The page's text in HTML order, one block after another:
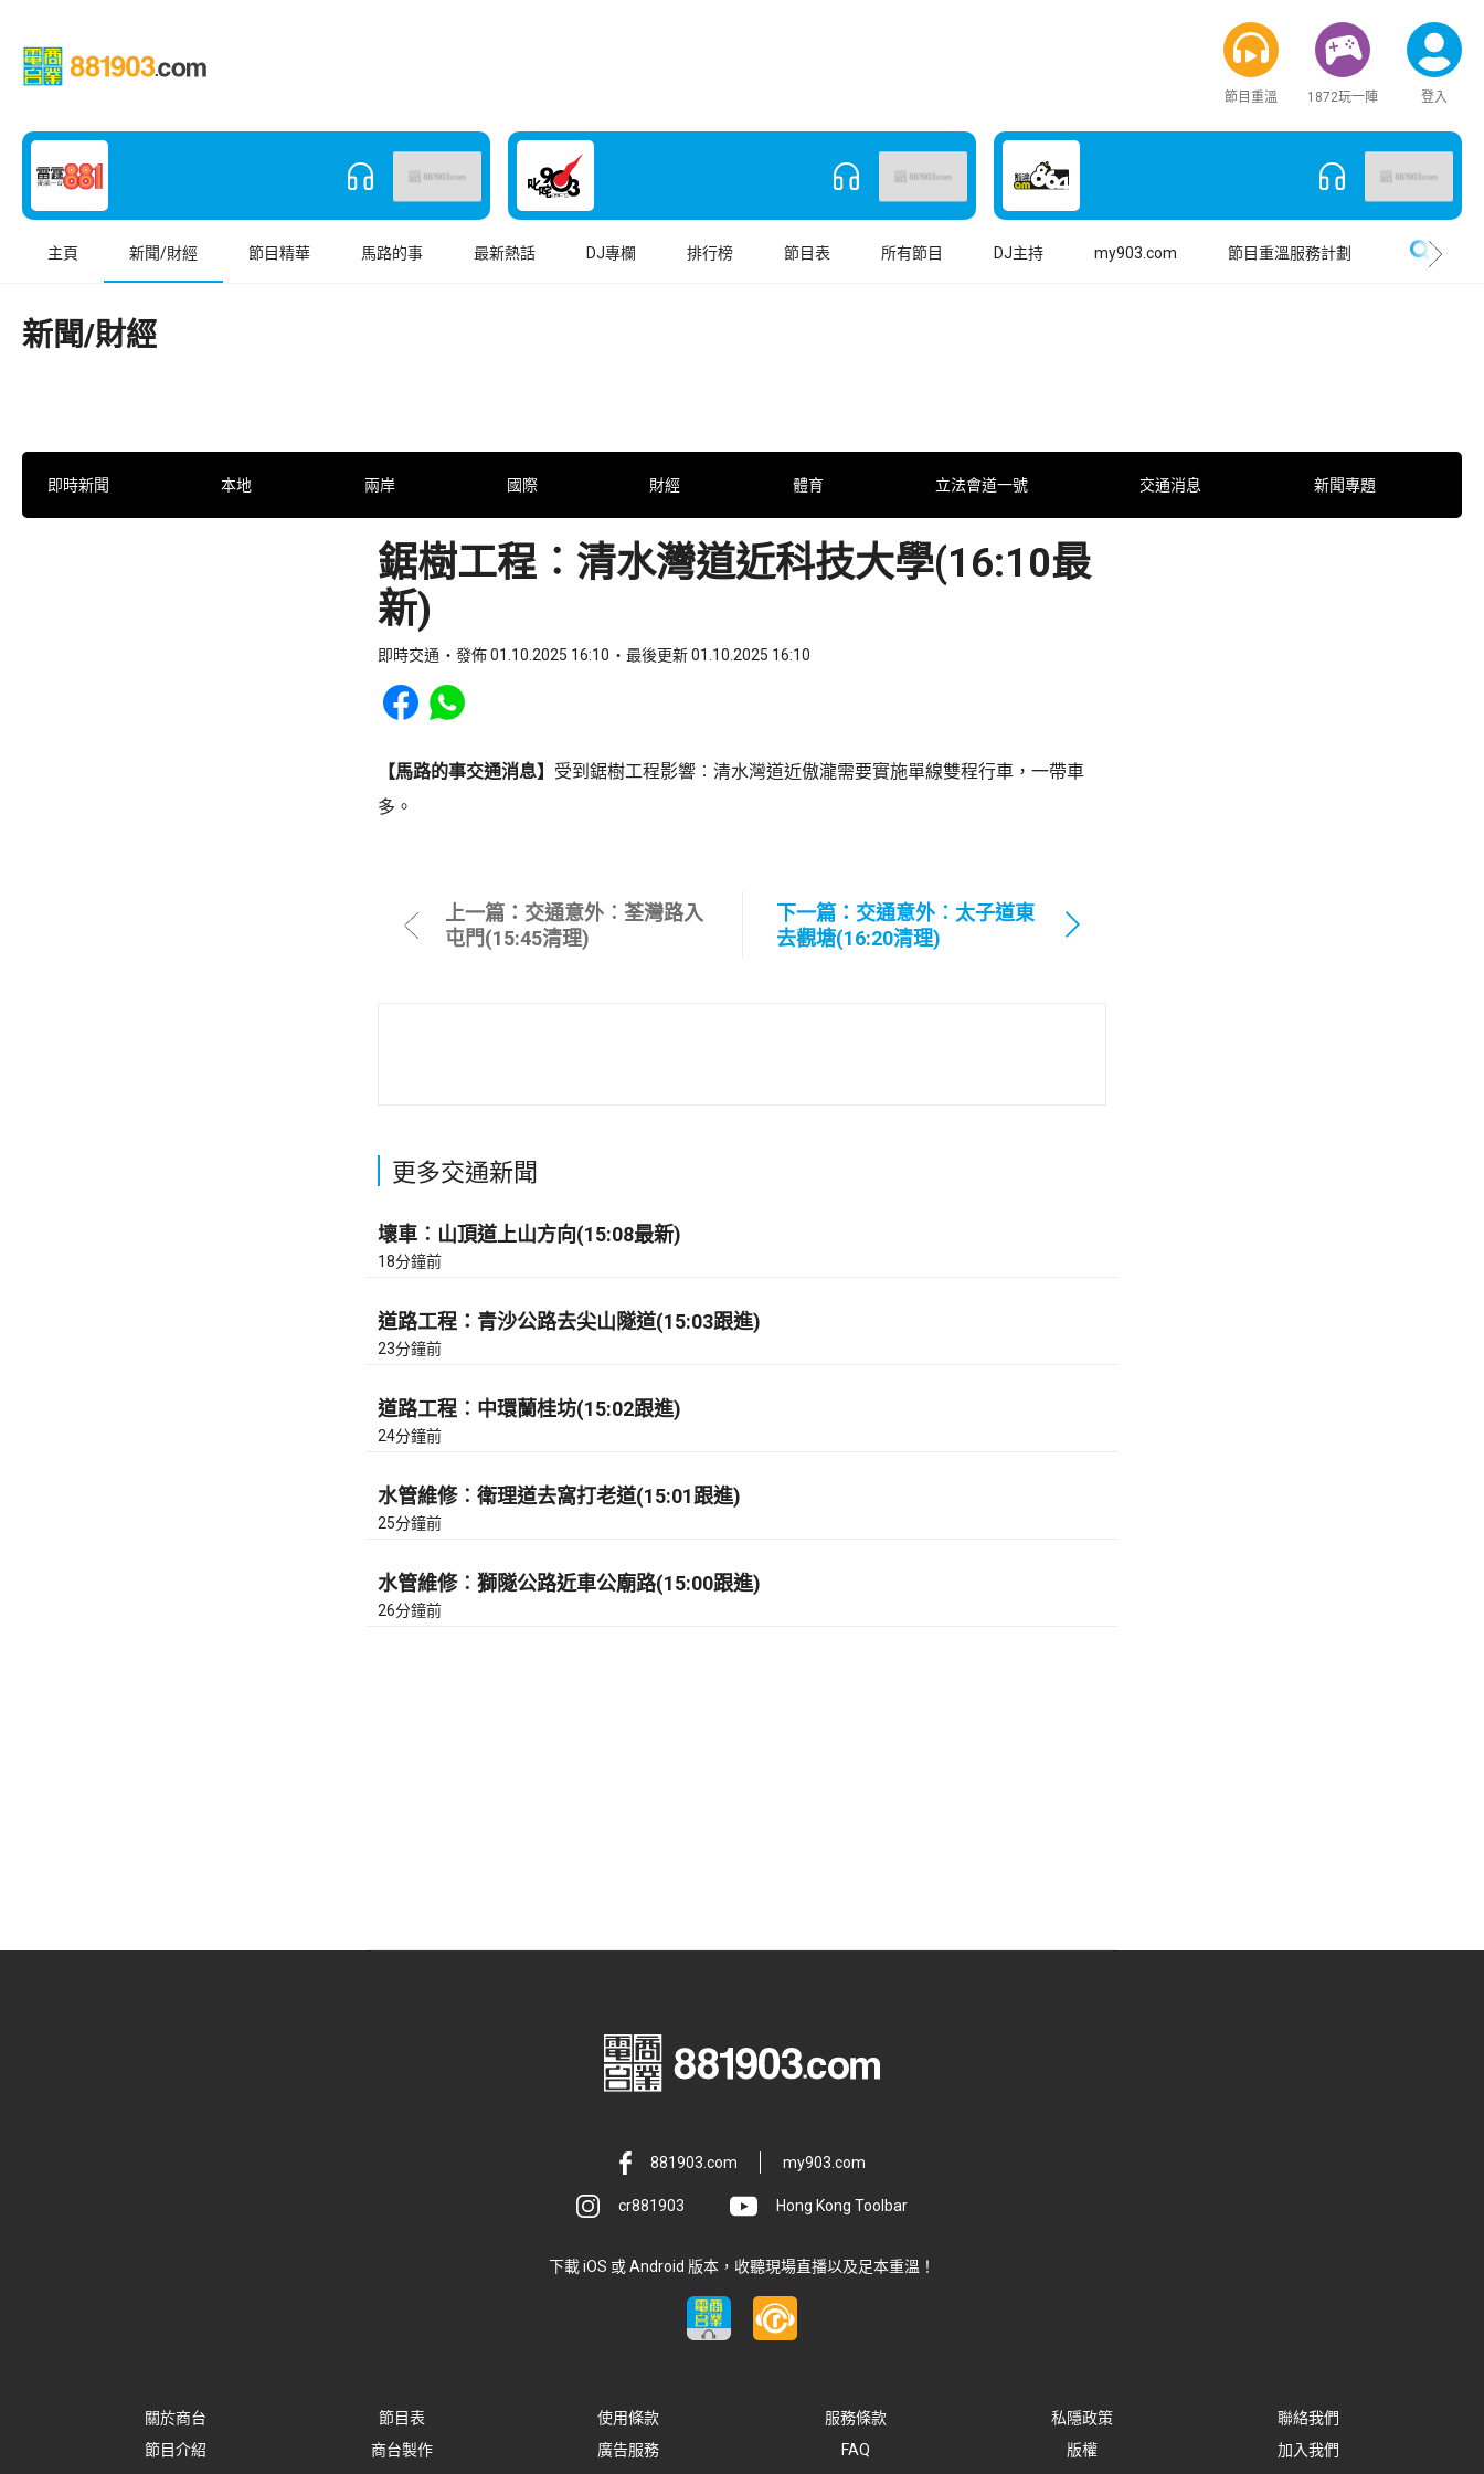
節目重溫 1872玩一陣 登入
主頁 新聞/財經 節目精華 馬路的事 最新熱話 DJ專欄 排行榜 節目表 所有節目 DJ主持 my903.com 節目重溫服務計劃
新聞/財經
即時新聞 本地 兩岸 國際 財經 體育 立法會道一號 交通消息 新聞專題
鋸樹工程︰清水灣道近科技大學(16:10最
新)
即時交通 發佈 01.10.2025 16:10 最後更新 01.10.2025 16:10
Share to Facebook
Share to WhatsApp
【馬路的事交通消息】 受到鋸樹工程影響︰清水灣道近傲瀧需要實施單線雙程行車，一帶車
多。
上一篇：交通意外︰荃灣路入
屯門(15:45清理)
下一篇：交通意外︰太子道東
去觀塘(16:20清理)
更多交通新聞
壞車︰山頂道上山方向(15:08最新)
18分鐘前
道路工程：青沙公路去尖山隧道(15:03跟進)
23分鐘前
道路工程︰中環蘭桂坊(15:02跟進)
24分鐘前
水管維修︰衛理道去窩打老道(15:01跟進)
25分鐘前
水管維修︰獅隧公路近車公廟路(15:00跟進)
26分鐘前
881903.com my903.com
cr881903 Hong Kong Toolbar
下載 iOS 或 Android 版本，收聽現場直播以及足本重溫！
關於商台 節目表 使用條款 服務條款 私隱政策
聯絡我們
節目介紹
商台製作 廣告服務 FAQ 版權 加入我們